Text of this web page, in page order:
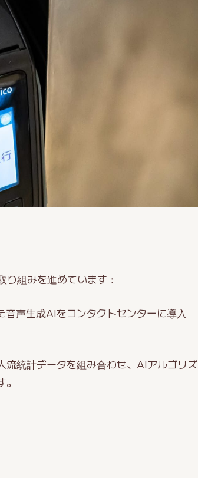
組みを進めています：
声生成AIをコンタクトセンターに導入
流統計データを組み合わせ、AIアルゴリズ